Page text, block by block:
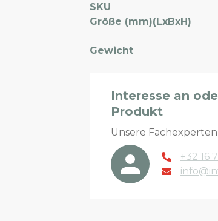
SKU
Größe (mm)(LxBxH)
Gewicht
Interesse an
Produkt
Unsere Fachexperten
+32 16